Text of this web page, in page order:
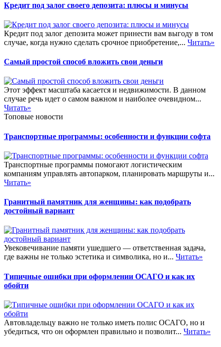
Кредит под залог своего депозита: плюсы и минусы
Кредит под залог депозита может принести вам выгоду в том
случае, когда нужно сделать срочное приобретение,... Читать»
Самый простой способ вложить свои деньги
Этот эффект масштаба касается и недвижимости. В данном
случае речь идет о самом важном и наиболее очевидном...
Читать»
Топовые новости
Транспортные программы: особенности и функции софта
Транспортные программы помогают логистическим
компаниям управлять автопарком, планировать маршруты и...
Читать»
Гранитный памятник для женщины: как подобрать
достойный вариант
Увековечивание памяти ушедшего — ответственная задача,
где важны не только эстетика и символика, но и... Читать»
Типичные ошибки при оформлении ОСАГО и как их
обойти
Автовладельцу важно не только иметь полис ОСАГО, но и
убедиться, что он оформлен правильно и позволит... Читать»